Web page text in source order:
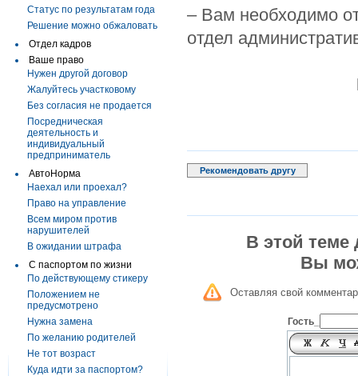
Статус по результатам года
Решение можно обжаловать
Отдел кадров
Ваше право
Нужен другой договор
Жалуйтесь участковому
Без согласия не продается
Посредническая
деятельность и
индивидуальный
предприниматель
АвтоНорма
Наехал или проехал?
Право на управление
Всем миром против
нарушителей
В ожидании штрафа
С паспортом по жизни
По действующему стикеру
Положением не
предусмотрено
Нужна замена
По желанию родителей
Не тот возраст
Куда идти за паспортом?
– Вам необходимо
отдел
Рекомендовать другу
В этой теме
Вы
Оставляя свой
Гость_